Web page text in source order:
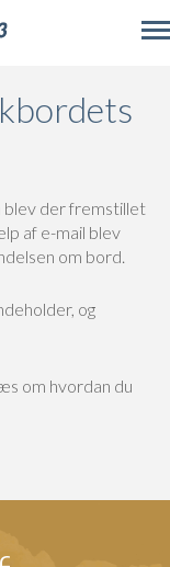
blev der fremstillet
af e-mail blev
om bord.
og
om hvordan du